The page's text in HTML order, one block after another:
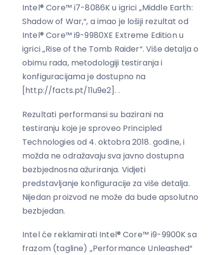
Intel® Core™ i7-8086K u igrici „Middle Earth:
Shadow of War,“, a imao je lošiji rezultat od
Intel® Core™ i9-9980XE Extreme Edition u
igrici „Rise of the Tomb Raider“. Više detalja o
obimu rada, metodologiji testiranja i
konfiguracijama je dostupno na
[http://facts.pt/11u9e2]. .
Rezultati performansi su bazirani na
testiranju koje je sproveo Principled
Technologies od 4. oktobra 2018. godine, i
možda ne odražavaju sva javno dostupna
bezbjednosna ažuriranja. Vidjeti
predstavljanje konfiguracije za više detalja.
Nijedan proizvod ne može da bude apsolutno
bezbjedan.
Intel će reklamirati Intel® Core™ i9-9900K sa
frazom (tagline) „Performance Unleashed“